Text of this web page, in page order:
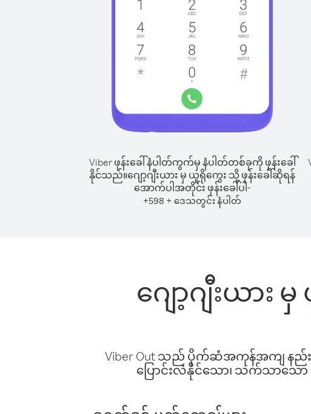
Viber ဖုန်းခေါ်နံပါတ်ကွက်မှ နံပါတ်တစ်ခုကို ဖုန်းခေါ်
နိုင်သည်။ဂျော့ဂျီးယား မှ ယူရိုကွေး သို့ ဖုန်းခေါ်ဆိုရန်
အောက်ပါအတိုင်း ဖုန်းခေါ်ပါ-
+598 + ဒေသတွင်း နံပါတ်
ဂျော့ဂျီးယာ
Viber Out သည် ပိုက်ဆံအကုန်အကျ နည်း
ပြောင်းလဲနိုင်သော၊ သက်သာသော